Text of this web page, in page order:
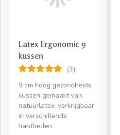
Latex Ergonomic 9
kussen
(3)
9 cm hoog gezondheids
kussen gemaakt van
natuurlatex, verkrijgbaar
in verschillende
hardheden